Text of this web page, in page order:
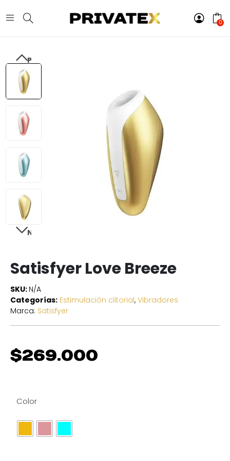
0
PREVIOUS
NEXT
Satisfyer Love Breeze
SKU: N/A
Categorías: Estimulación clitorial, Vibradores
Marca: Satisfyer
$269.000
Color